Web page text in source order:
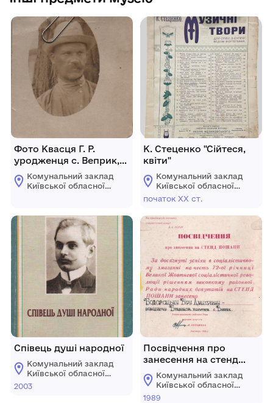
Фото Квасця Г. Р.
уродженця с. Веприк,
репресованого
Комунальний заклад
Київської обласної
Стеценка"
Співець душі народної
Комунальний заклад
Київської обласної
ради "Меморіальний
2003
К. Стеценко "Сійтеся,
квіти"
Комунальний заклад
Київської обласної
ради "Меморіальний
Стеценка"
початок ХХ ст.
Посвідчення про
занесення на стенд
пошани директора БК
с.Веприк
В.Д.Бодарацької
Комунальний заклад
Київської обласної
ради "Меморіальний
1989